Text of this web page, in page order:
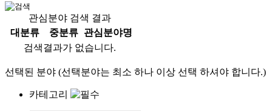
관심분야 검색 결과
대분류
중분류
관심분야명
검색결과가 없습니다.
선택된 분야 (선택분야는 최소 하나 이상 선택 하셔야 합니다.)
카테고리